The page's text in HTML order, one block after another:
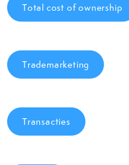
Total cost of ownership
Trademarketing
Transacties